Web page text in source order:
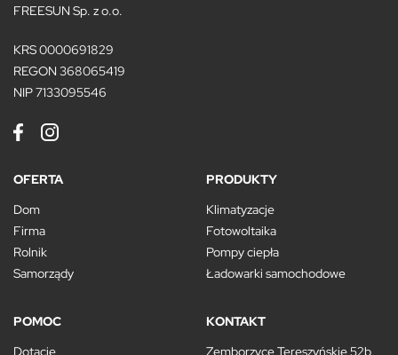
FREESUN Sp. z o.o.
KRS 0000691829
REGON 368065419
NIP 7133095546
OFERTA
Dom
Firma
Rolnik
Samorządy
PRODUKTY
Klimatyzacje
Fotowoltaika
Pompy ciepła
Ładowarki samochodowe
POMOC
Dotacje
KONTAKT
Zemborzyce Tereszyńskie 52b,